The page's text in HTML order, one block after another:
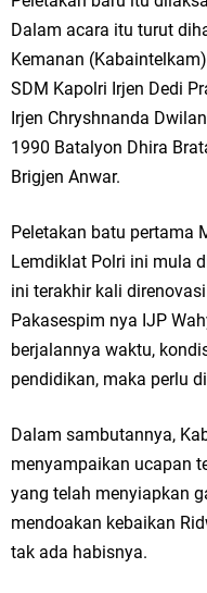
1448 H dengan Doa Kedamaian
Wakil Ketua DPRD Gresik
Tahun Baru Islam 1448 H
Husnul Aqib, M.M. untuk Negeri
PDUF MUI Jatim Gelar Doa
Reses Anggota DPRD
Aspirasi Petani dan Warga
Hari Jadi Pertama
Jakarta
Pemdes Cibanteng
Dalam acara itu turut
Kemanan
SDM Kapolri Irjen Dedi
Irjen Chryshnanda
1990 Batalyon Dhira
Brigjen Anwar.
Peletakan batu pertama
Lemdiklat Polri ini mula
ini terakhir kali
Pakasespim nya IJP
berjalannya waktu,
pendidikan, maka perlu
Dalam sambutannya,
menyampaikan ucapan
yang telah menyiapkan
mendoakan kebaikan
tak ada habisnya.